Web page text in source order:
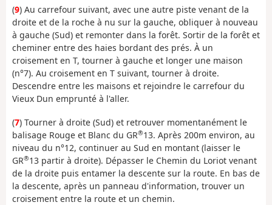
(9) Au carrefour suivant, avec une autre piste venant de la
droite et de la roche à nu sur la gauche, obliquer à nouveau
à gauche (Sud) et remonter dans la forêt. Sortir de la forêt et
cheminer entre des haies bordant des prés. À un
croisement en T, tourner à gauche et longer une maison
(n°7). Au croisement en T suivant, tourner à droite.
Descendre entre les maisons et rejoindre le carrefour du
Vieux Dun emprunté à l'aller.
(7) Tourner à droite (Sud) et retrouver momentanément le
balisage Rouge et Blanc du GR®13. Après 200m environ, au
niveau du n°12, continuer au Sud en montant (laisser le
GR®13 partir à droite). Dépasser le Chemin du Loriot venant
de la droite puis entamer la descente sur la route. En bas de
la descente, après un panneau d'information, trouver un
croisement entre la route et un chemin.